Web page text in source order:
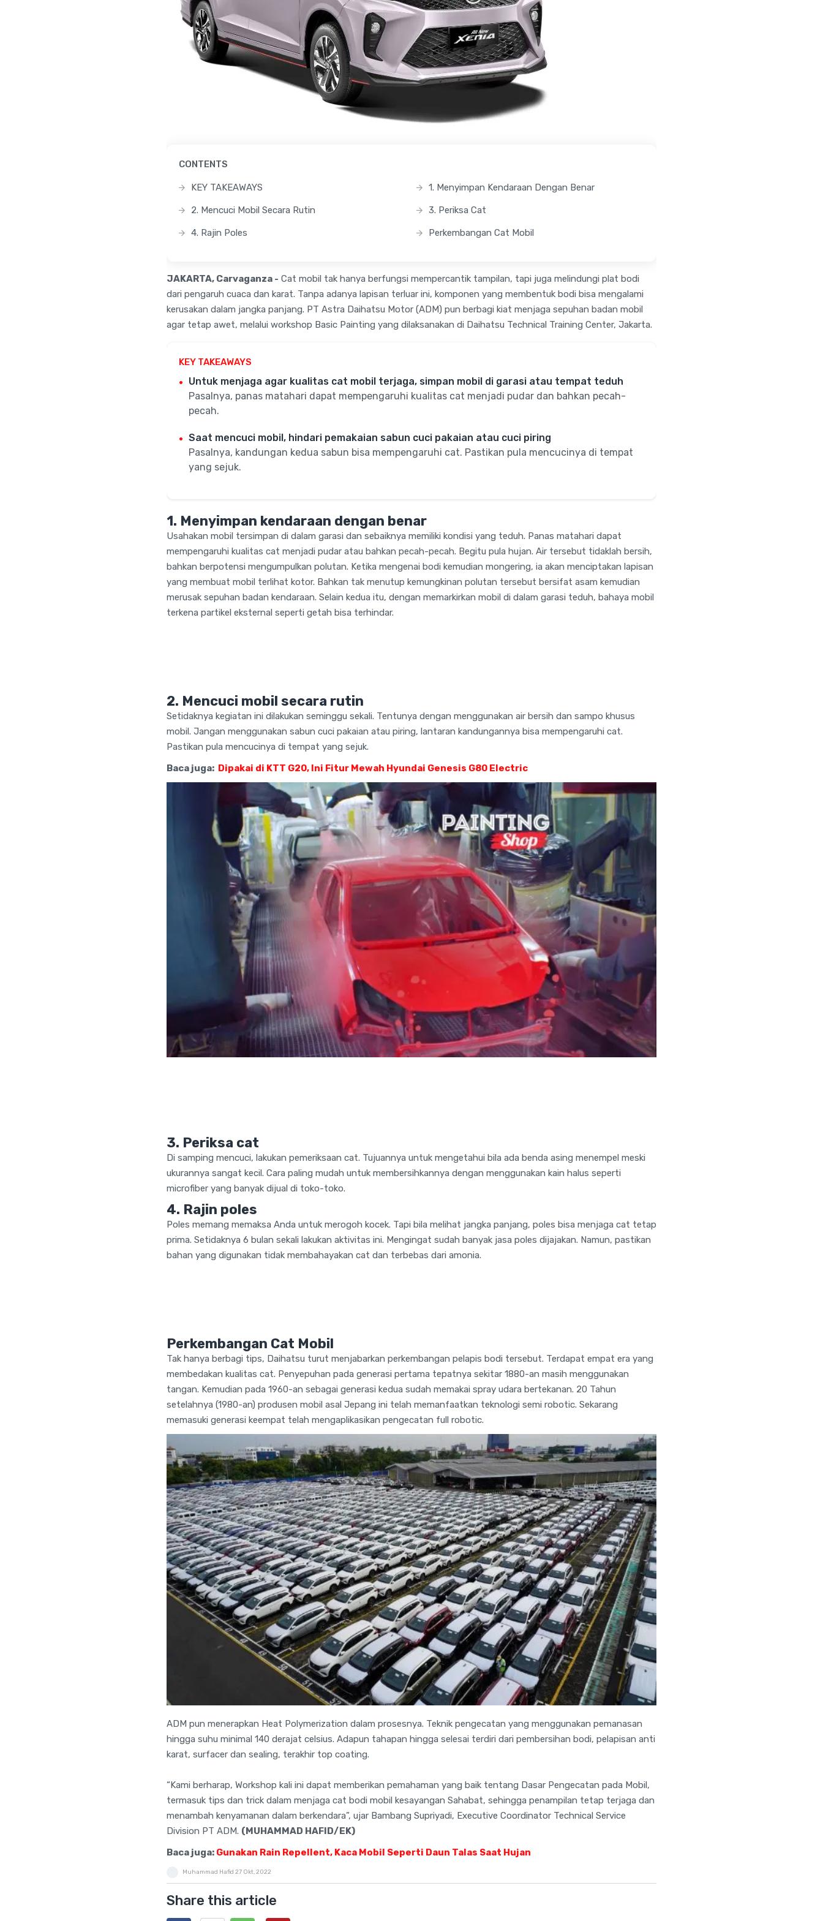
CONTENTS
KEY TAKEAWAYS 1. Menyimpan Kendaraan Dengan Benar
2. Mencuci Mobil Secara Rutin 3. Periksa Cat
4. Rajin Poles Perkembangan Cat Mobil
JAKARTA, Carvaganza - Cat mobil tak hanya berfungsi mempercantik tampilan, tapi juga melindungi plat bodi
dari pengaruh cuaca dan karat. Tanpa adanya lapisan terluar ini, komponen yang membentuk bodi bisa mengalami
kerusakan dalam jangka panjang. PT Astra Daihatsu Motor (ADM) pun berbagi kiat menjaga sepuhan badan mobil
agar tetap awet, melalui workshop Basic Painting yang dilaksanakan di Daihatsu Technical Training Center, Jakarta.
KEY TAKEAWAYS
Untuk menjaga agar kualitas cat mobil terjaga, simpan mobil di garasi atau tempat teduh
Pasalnya, panas matahari dapat mempengaruhi kualitas cat menjadi pudar dan bahkan pecah-
pecah.
Saat mencuci mobil, hindari pemakaian sabun cuci pakaian atau cuci piring
Pasalnya, kandungan kedua sabun bisa mempengaruhi cat. Pastikan pula mencucinya di tempat
yang sejuk.
1. Menyimpan kendaraan dengan benar
Usahakan mobil tersimpan di dalam garasi dan sebaiknya memiliki kondisi yang teduh. Panas matahari dapat
mempengaruhi kualitas cat menjadi pudar atau bahkan pecah-pecah. Begitu pula hujan. Air tersebut tidaklah bersih,
bahkan berpotensi mengumpulkan polutan. Ketika mengenai bodi kemudian mongering, ia akan menciptakan lapisan
yang membuat mobil terlihat kotor. Bahkan tak menutup kemungkinan polutan tersebut bersifat asam kemudian
merusak sepuhan badan kendaraan. Selain kedua itu, dengan memarkirkan mobil di dalam garasi teduh, bahaya mobil
terkena partikel eksternal seperti getah bisa terhindar.
2. Mencuci mobil secara rutin
Setidaknya kegiatan ini dilakukan seminggu sekali. Tentunya dengan menggunakan air bersih dan sampo khusus
mobil. Jangan menggunakan sabun cuci pakaian atau piring, lantaran kandungannya bisa mempengaruhi cat.
Pastikan pula mencucinya di tempat yang sejuk.
Baca juga: Dipakai di KTT G20, Ini Fitur Mewah Hyundai Genesis G80 Electric
3. Periksa cat
Di samping mencuci, lakukan pemeriksaan cat. Tujuannya untuk mengetahui bila ada benda asing menempel meski
ukurannya sangat kecil. Cara paling mudah untuk membersihkannya dengan menggunakan kain halus seperti
microfiber yang banyak dijual di toko-toko.
4. Rajin poles
Poles memang memaksa Anda untuk merogoh kocek. Tapi bila melihat jangka panjang, poles bisa menjaga cat tetap
prima. Setidaknya 6 bulan sekali lakukan aktivitas ini. Mengingat sudah banyak jasa poles dijajakan. Namun, pastikan
bahan yang digunakan tidak membahayakan cat dan terbebas dari amonia.
Perkembangan Cat Mobil
Tak hanya berbagi tips, Daihatsu turut menjabarkan perkembangan pelapis bodi tersebut. Terdapat empat era yang
membedakan kualitas cat. Penyepuhan pada generasi pertama tepatnya sekitar 1880-an masih menggunakan
tangan. Kemudian pada 1960-an sebagai generasi kedua sudah memakai spray udara bertekanan. 20 Tahun
setelahnya (1980-an) produsen mobil asal Jepang ini telah memanfaatkan teknologi semi robotic. Sekarang
memasuki generasi keempat telah mengaplikasikan pengecatan full robotic.
ADM pun menerapkan Heat Polymerization dalam prosesnya. Teknik pengecatan yang menggunakan pemanasan
hingga suhu minimal 140 derajat celsius. Adapun tahapan hingga selesai terdiri dari pembersihan bodi, pelapisan anti
karat, surfacer dan sealing, terakhir top coating.
“Kami berharap, Workshop kali ini dapat memberikan pemahaman yang baik tentang Dasar Pengecatan pada Mobil,
termasuk tips dan trick dalam menjaga cat bodi mobil kesayangan Sahabat, sehingga penampilan tetap terjaga dan
menambah kenyamanan dalam berkendara”, ujar Bambang Supriyadi, Executive Coordinator Technical Service
Division PT ADM. (MUHAMMAD HAFID/EK)
Baca juga: Gunakan Rain Repellent, Kaca Mobil Seperti Daun Talas Saat Hujan
Muhammad Hafid 27 Okt, 2022
Share this article